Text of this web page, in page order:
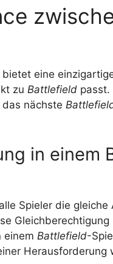
bietet eine
zu Battlefield passt.
nächste
in einem
Spieler die gleiche
einem Battlefield-
Herausforderung